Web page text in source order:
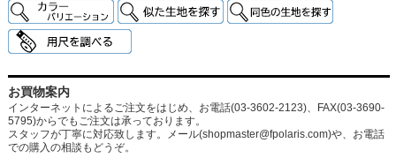
お買物案内
インターネットによるご注文をはじめ、お電話(03-3602-2123)、FAX(03-3690-
5795)からでもご注文は承っております。
スタッフが丁寧に対応致します。メール(shopmaster@fpolaris.com)や、お電話
での購入の相談もどうぞ。